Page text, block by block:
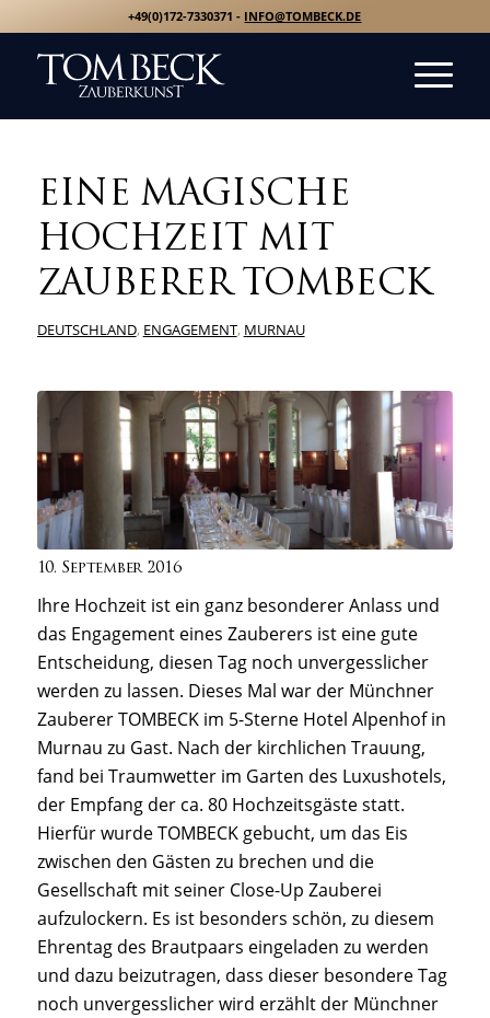
+49(0)172-7330371 - INFO@TOMBECK.DE
EINE MAGISCHE
HOCHZEIT MIT
ZAUBERER TOMBECK
DEUTSCHLAND, ENGAGEMENT, MURNAU
10. September 2016
Ihre Hochzeit ist ein ganz besonderer Anlass und
das Engagement eines Zauberers ist eine gute
Entscheidung, diesen Tag noch unvergesslicher
werden zu lassen. Dieses Mal war der Münchner
Zauberer TOMBECK im 5-Sterne Hotel Alpenhof in
Murnau zu Gast. Nach der kirchlichen Trauung,
fand bei Traumwetter im Garten des Luxushotels,
der Empfang der ca. 80 Hochzeitsgäste statt.
Hierfür wurde TOMBECK gebucht, um das Eis
zwischen den Gästen zu brechen und die
Gesellschaft mit seiner Close-Up Zauberei
aufzulockern. Es ist besonders schön, zu diesem
Ehrentag des Brautpaars eingeladen zu werden
und dazu beizutragen, dass dieser besondere Tag
noch unvergesslicher wird erzählt der Münchner